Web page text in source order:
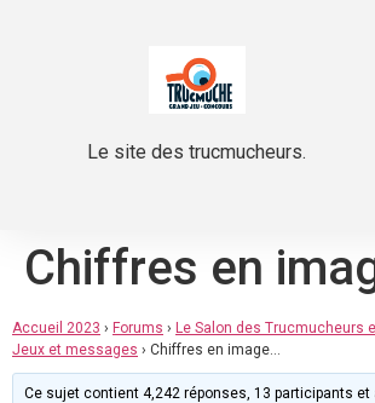
Le site des trucmucheurs.
Chiffres en
Accueil 2023 › Forums › Le Salon des Trucmucheurs
Jeux et messages › Chiffres en image…
Ce sujet contient 4,242 réponses, 13 participants et